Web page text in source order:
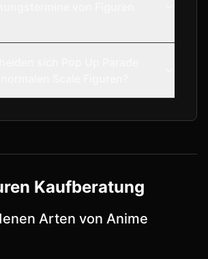
Kaufberatung
Arten von Anime